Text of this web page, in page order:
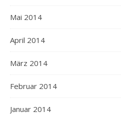
Mai 2014
April 2014
März 2014
Februar 2014
Januar 2014